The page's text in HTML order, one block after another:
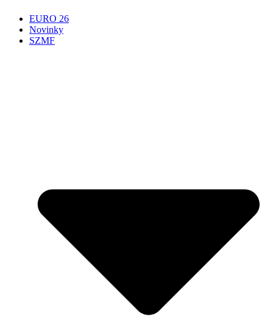
EURO 26
Novinky
SZMF